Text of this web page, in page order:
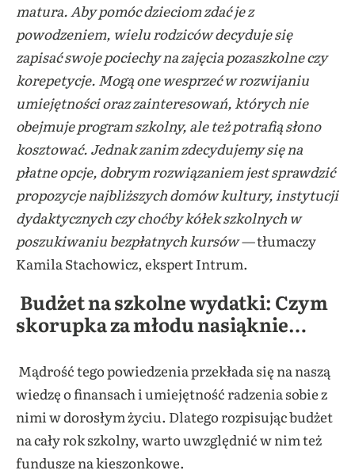
matura. Aby pomóc dzieciom zdać je z
powodzeniem, wielu rodziców decyduje się
zapisać swoje pociechy na zajęcia pozaszkolne czy
korepetycje. Mogą one wesprzeć w rozwijaniu
umiejętności oraz zainteresowań, których nie
obejmuje program szkolny, ale też potrafią słono
kosztować. Jednak zanim zdecydujemy się na
płatne opcje, dobrym rozwiązaniem jest sprawdzić
propozycje najbliższych domów kultury, instytucji
dydaktycznych czy choćby kółek szkolnych w
poszukiwaniu bezpłatnych kursów —tłumaczy
Kamila Stachowicz, ekspert Intrum.
Budżet na szkolne wydatki: Czym
skorupka za młodu nasiąknie…
Mądrość tego powiedzenia przekłada się na naszą
wiedzę o finansach i umiejętność radzenia sobie z
nimi w dorosłym życiu. Dlatego rozpisując budżet
na cały rok szkolny, warto uwzględnić w nim też
fundusze na kieszonkowe.